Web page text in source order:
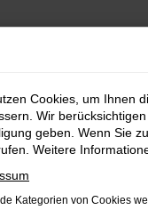
Cookies, um Ihnen
Wir
geben. Wenn Sie
Weitere
Kategorien von Cookies